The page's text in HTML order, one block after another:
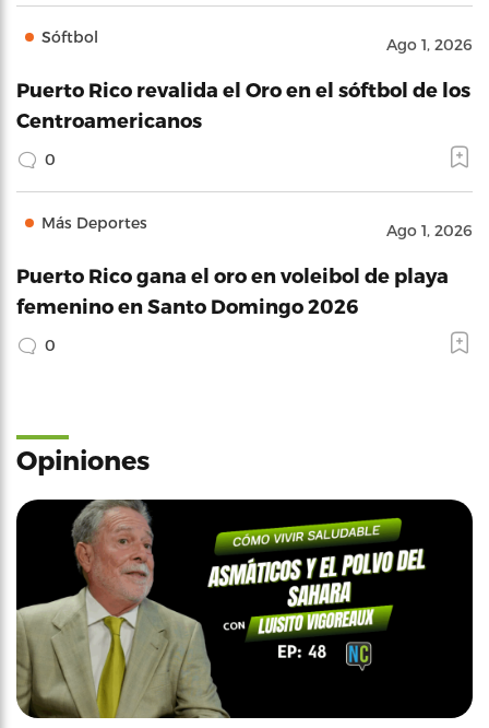
Sóftbol Ago 1, 2026
Puerto Rico revalida el Oro en el sóftbol de los
Centroamericanos
0
Más Deportes Ago 1, 2026
Puerto Rico gana el oro en voleibol de playa
femenino en Santo Domingo 2026
0
Opiniones